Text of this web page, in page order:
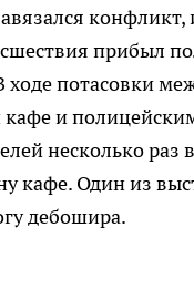
конфликт,
прибыл
ходе потасовки
кафе и
несколько раз
кафе. Один из
дебошира.